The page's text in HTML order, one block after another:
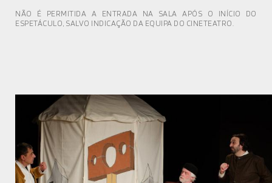
NÃO É PERMITIDA A ENTRADA NA SALA APÓS O INÍCIO DO
ESPETÁCULO, SALVO INDICAÇÃO DA EQUIPA DO CINETEATRO.